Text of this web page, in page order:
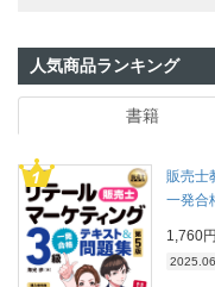
人気商品ランキング
書籍
販売士
一発合
1,760